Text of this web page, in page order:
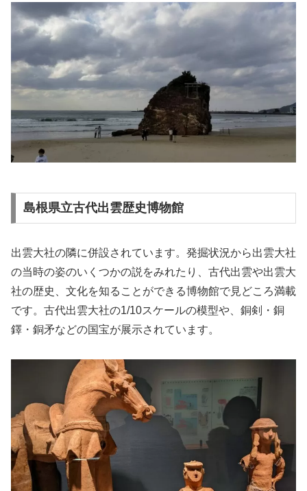
島根県立古代出雲歴史博物館
出雲大社の隣に併設されています。発掘状況から出雲大社
の当時の姿のいくつかの説をみれたり、古代出雲や出雲大
社の歴史、文化を知ることができる博物館で見どころ満載
です。古代出雲大社の1/10スケールの模型や、銅剣・銅
鐸・銅矛などの国宝が展示されています。